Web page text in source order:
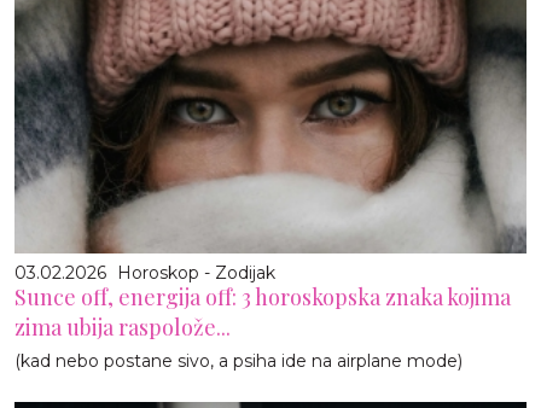
03.02.2026 Horoskop - Zodijak
Sunce off, energija off: 3 horoskopska znaka kojima
zima ubija raspolože...
(kad nebo postane sivo, a psiha ide na airplane mode)